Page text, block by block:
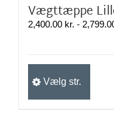
Vægttæppe
2,400.00 kr. -
Vælg str.